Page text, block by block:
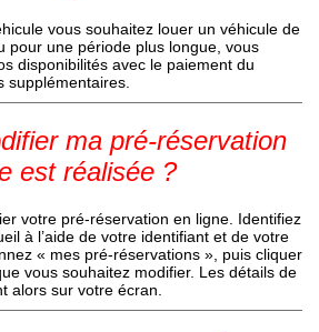
vous souhaitez louer un véhicule de
pour une période plus longue, vous
disponibilités avec le paiement du
supplémentaires.
ma pré-réservation
est réalisée ?
votre pré-réservation en ligne. Identifiez
à l’aide de votre identifiant et de votre
« mes pré-réservations », puis cliquer
vous souhaitez modifier. Les détails de
alors sur votre écran.